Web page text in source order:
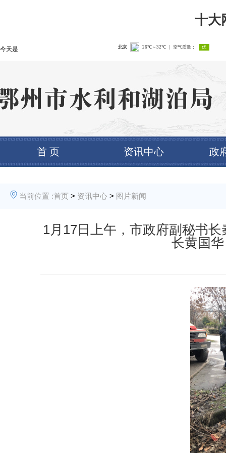
十大
今天是
首 页 资讯中心 政
当前位置 :首页 > 资讯中心 > 图片新闻
1月17日上午，市政府副秘书
长黄国